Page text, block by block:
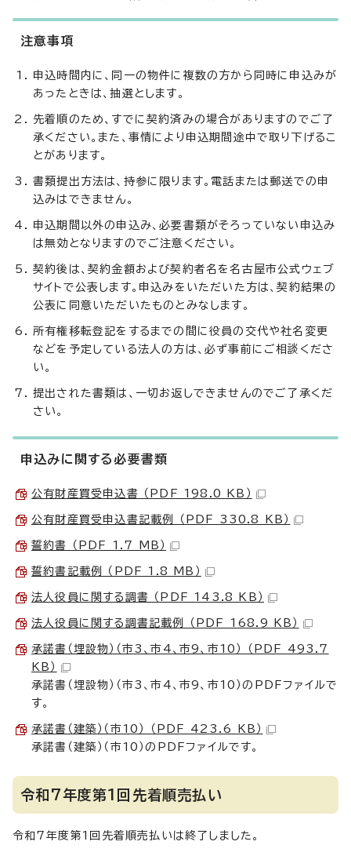
注意事項
申込時間内に、同一の物件に複数の方から同時に申込みが
あったときは、抽選とします。
先着順のため、すでに契約済みの場合がありますのでご了
承ください。また、事情により申込期間途中で取り下げるこ
とがあります。
書類提出方法は、持参に限ります。電話または郵送での申
込みはできません。
申込期間以外の申込み、必要書類がそろっていない申込み
は無効となりますのでご注意ください。
契約後は、契約金額および契約者名を名古屋市公式ウェブ
サイトで公表します。申込みをいただいた方は、契約結果の
公表に同意いただいたものとみなします。
所有権移転登記をするまでの間に役員の交代や社名変更
などを予定している法人の方は、必ず事前にご相談くださ
い。
提出された書類は、一切お返しできませんのでご了承くだ
さい。
申込みに関する必要書類
公有財産買受申込書 （PDF 198.0 KB）
公有財産買受申込書記載例 （PDF 330.8 KB）
誓約書 （PDF 1.7 MB）
誓約書記載例 （PDF 1.8 MB）
法人役員に関する調書 （PDF 143.8 KB）
法人役員に関する調書記載例 （PDF 168.9 KB）
承諾書（埋設物）（市3、市4、市9、市10） （PDF 493.7
KB）
承諾書（埋設物）（市3、市4、市9、市10）のPDFファイルで
す。
承諾書（建築）（市10） （PDF 423.6 KB）
承諾書（建築）（市10）のPDFファイルです。
令和7年度第1回先着順売払い
令和7年度第1回先着順売払いは終了しました。